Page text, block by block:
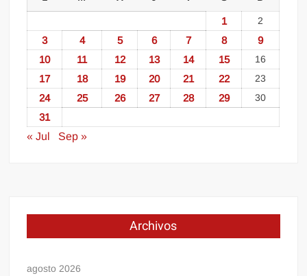
1 2
3 4 5 6 7 8
9
10
11 12 13 14 15 16
17 18 19 20 21 22 23
24 25 26 27 28 29 30
31
« Jul
Sep »
Archivos
agosto 2026